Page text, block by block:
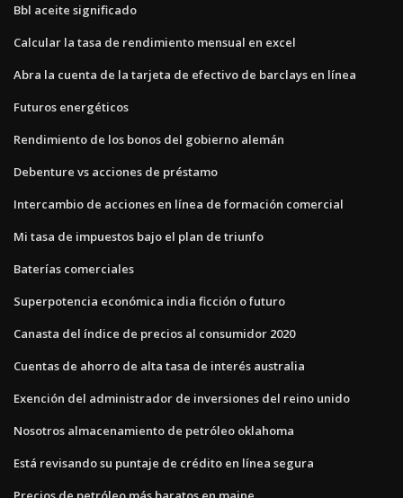
Bbl aceite significado
Calcular la tasa de rendimiento mensual en excel
Abra la cuenta de la tarjeta de efectivo de barclays en línea
Futuros energéticos
Rendimiento de los bonos del gobierno alemán
Debenture vs acciones de préstamo
Intercambio de acciones en línea de formación comercial
Mi tasa de impuestos bajo el plan de triunfo
Baterías comerciales
Superpotencia económica india ficción o futuro
Canasta del índice de precios al consumidor 2020
Cuentas de ahorro de alta tasa de interés australia
Exención del administrador de inversiones del reino unido
Nosotros almacenamiento de petróleo oklahoma
Está revisando su puntaje de crédito en línea segura